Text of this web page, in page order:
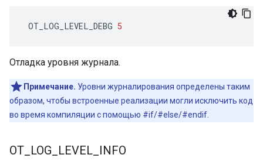
OT_LOG_LEVEL_DEBG 5
Отладка уровня журнала.
Примечание. Уровни журналирования определены таким
образом, чтобы встроенные реализации могли исключить код
во время компиляции с помощью #if/#else/#endif.
OT LOG LEVEL INFO